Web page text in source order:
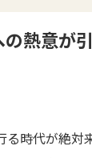
熱意が
る時代が絶